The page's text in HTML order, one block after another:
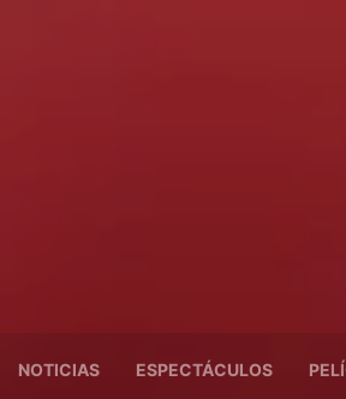
NOTICIAS ESPECTÁCULOS